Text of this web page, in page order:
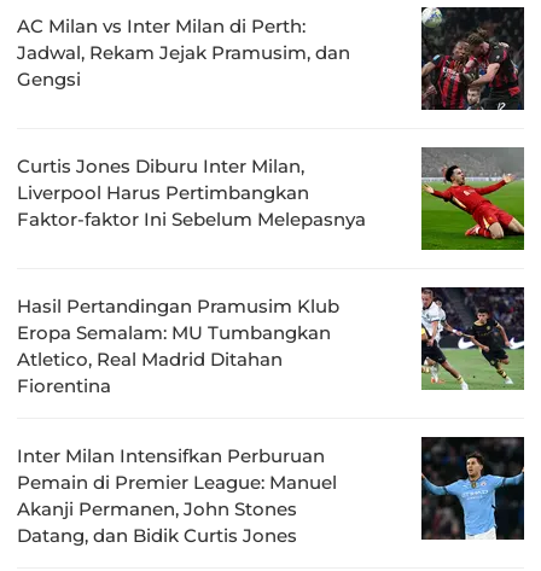
AC Milan vs Inter Milan di Perth:
Jadwal, Rekam Jejak Pramusim, dan
Gengsi
Curtis Jones Diburu Inter Milan,
Liverpool Harus Pertimbangkan
Faktor-faktor Ini Sebelum Melepasnya
Hasil Pertandingan Pramusim Klub
Eropa Semalam: MU Tumbangkan
Atletico, Real Madrid Ditahan
Fiorentina
Inter Milan Intensifkan Perburuan
Pemain di Premier League: Manuel
Akanji Permanen, John Stones
Datang, dan Bidik Curtis Jones